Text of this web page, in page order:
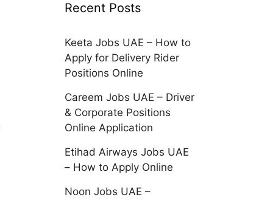
Recent Posts
Keeta Jobs UAE – How to
Apply for Delivery Rider
Positions Online
Careem Jobs UAE – Driver
& Corporate Positions
Online Application
Etihad Airways Jobs UAE
– How to Apply Online
Noon Jobs UAE –